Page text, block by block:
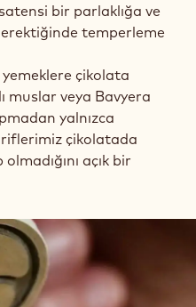
bir parlaklığa ve
temperleme
çikolata
muslar veya Bavyera
yalnızca
çikolatada
açık bir